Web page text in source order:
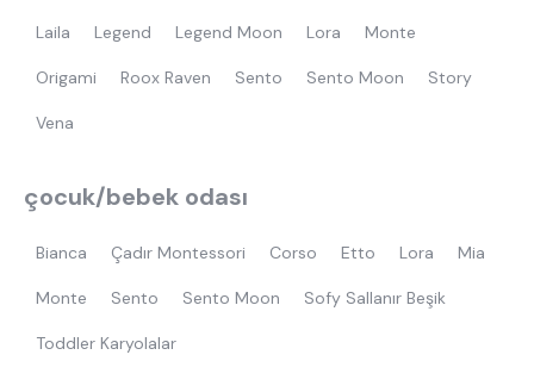
Laila Legend Legend Moon Lora Monte
Origami Roox Raven Sento Sento Moon Story
Vena
çocuk/bebek odası
Bianca Çadır Montessori Corso Etto Lora Mia
Monte Sento Sento Moon Sofy Sallanır Beşik
Toddler Karyolalar